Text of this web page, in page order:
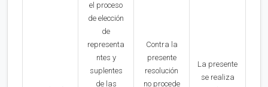
el proceso
de elección
de
representa
ntes y
suplentes
de las
Contra la
presente
resolución
no procede
La presente
se realiza